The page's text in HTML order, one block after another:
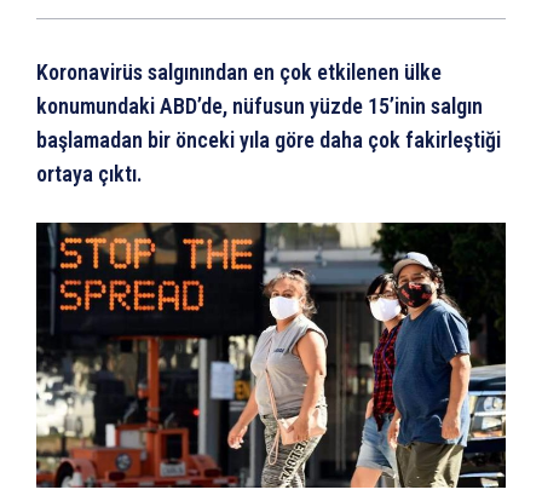
Koronavirüs salgınından en çok etkilenen ülke
konumundaki ABD’de, nüfusun yüzde 15’inin salgın
başlamadan bir önceki yıla göre daha çok fakirleştiği
ortaya çıktı.